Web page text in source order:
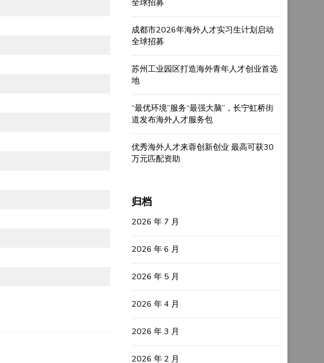
全球招募
成都市2026年海外人才实习生计划启动
全球招募
苏州工业园区打造海外青年人才创业首选
地
“最优环境”服务“最强大脑”，长宁虹桥街
道发布海外人才服务包
优秀海外人才来蓉创新创业 最高可获30
万元匹配资助
归档
2026 年 7 月
2026 年 6 月
2026 年 5 月
2026 年 4 月
2026 年 3 月
2026 年 2 月